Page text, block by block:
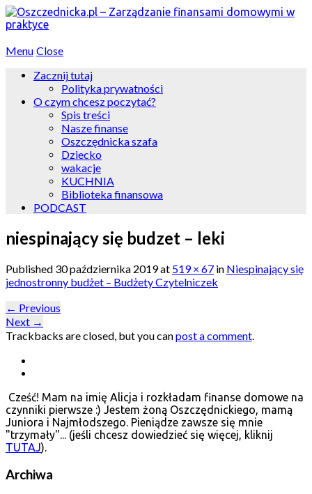
Menu Close
Zacznij tutaj
Polityka prywatności
O czym chcesz poczytać?
Spis treści
Nasze finanse
Oszczędnicka szafa
Dziecko
wakacje
KUCHNIA
Biblioteka finansowa
PODCAST
niespinający się budzet – leki
Published 30 października 2019at 519 × 67 in Niespinający się
jednostronny budżet – Budżety Czytelniczek
← Previous
Next →
Trackbacks are closed, but you canpost a comment
Cześć! Mam na imię Alicja i rozkładam finanse domowe na
czynniki pierwsze :) Jestem żoną Oszczędnickiego, mamą
Juniora i Najmłodszego. Pieniądze zawsze się mnie
"trzymały"... (jeśli chcesz dowiedzieć się więcej, kliknij
TUTAJ).
Archiwa